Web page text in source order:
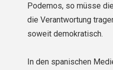
Podemos, so müsse
die Verantwortung
soweit demokratisch.
In den spanischen